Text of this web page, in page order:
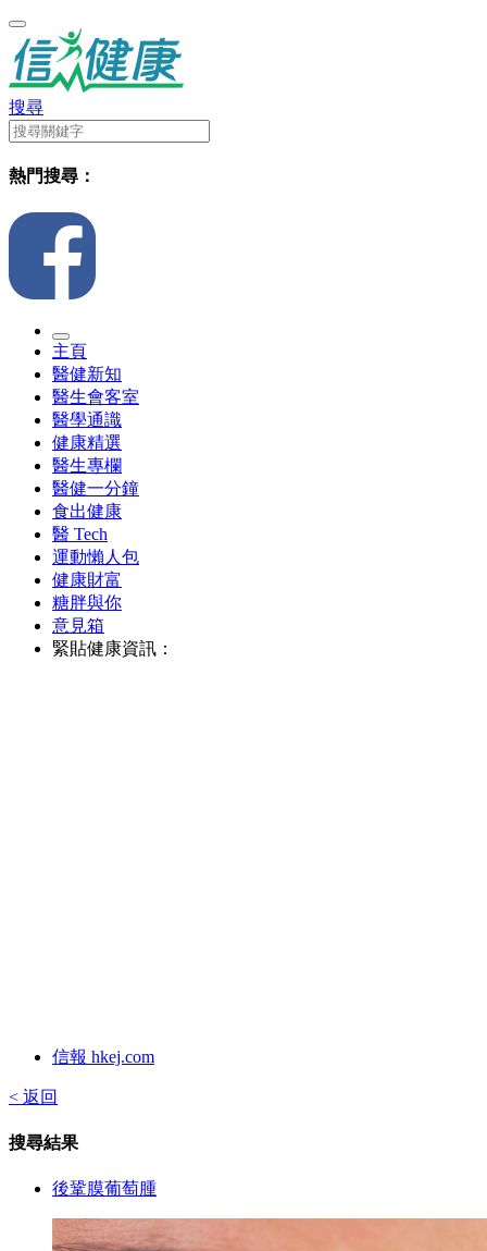
搜尋
熱門搜尋：
主頁
醫健新知
醫生會客室
醫學通識
健康精選
醫生專欄
醫健一分鐘
食出健康
醫 Tech
運動懶人包
健康財富
糖胖與你
意見箱
緊貼健康資訊：
信報 hkej.com
< 返回
搜尋結果
後鞏膜葡萄腫